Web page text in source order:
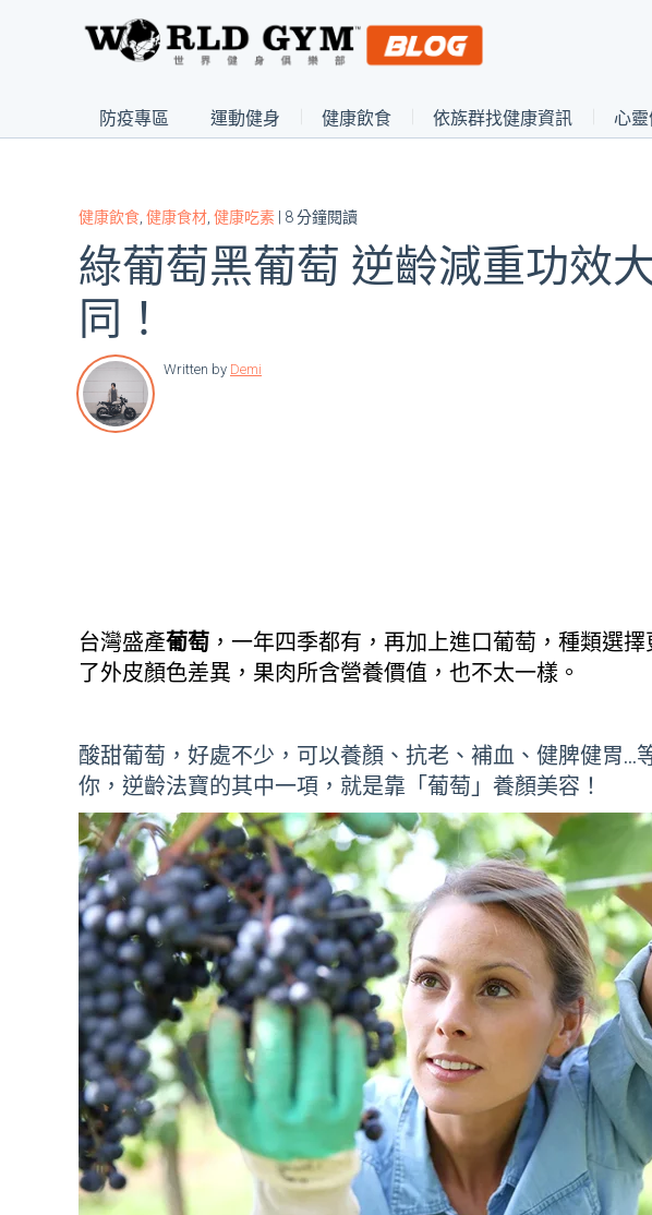
防疫專區 運動健身 健康飲食 依族群找健康資訊 心
健康飲食 健康食材 健康吃素 | 8 分鐘閱讀
綠葡萄黑葡萄 逆齡減重功效
同！
Written by Demi
台灣盛產葡萄 ，一年四季都有，再加上進口葡萄，種類選
了外皮顏色差異，果肉所含營養價值，也不太一樣。
酸甜葡萄，好處不少，可以養顏、抗老、補血、健脾健胃
你，逆齡法寶的其中一項，就是靠「葡萄」養顏美容！